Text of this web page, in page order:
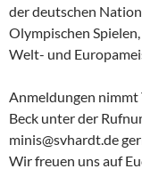
der deutschen
Olympischen Spielen,
Welt- und
Anmeldungen
Beck unter der
minis@svhardt.de
Wir freuen uns auf